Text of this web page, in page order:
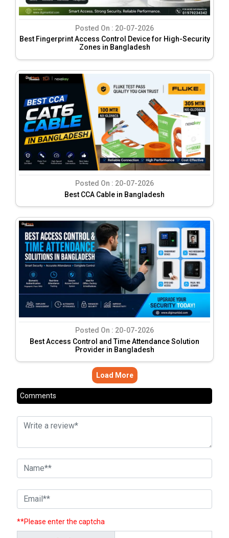
Posted On : 20-07-2026
Best Fingerprint Access Control Device for High-Security
Zones in Bangladesh
Posted On : 20-07-2026
Best CCA Cable in Bangladesh
Posted On : 20-07-2026
Best Access Control and Time Attendance Solution
Provider in Bangladesh
Load More
Comments
**Please enter the captcha